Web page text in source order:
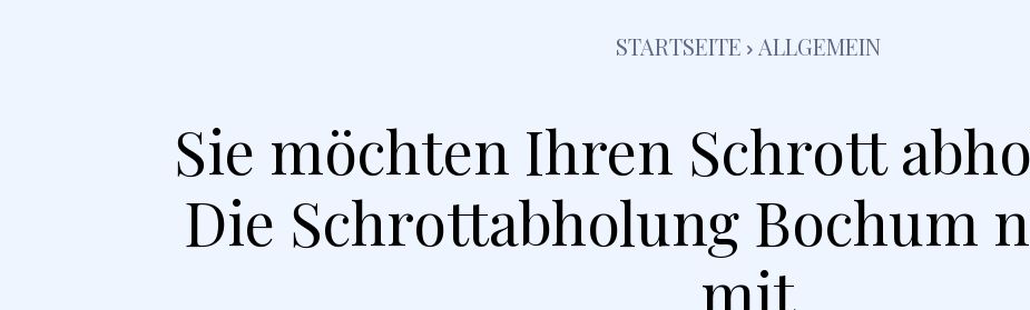
STARTSEITE ALLGEMEIN
Sie möchten Ihren Schrott
Die Schrottabholung Bochum
mit